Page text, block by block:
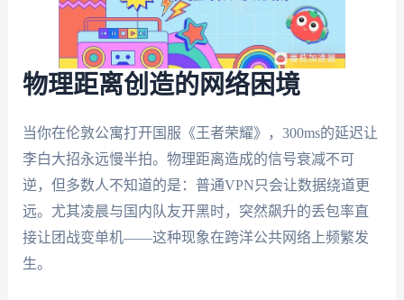
物理距离创造的网络困境
当你在伦敦公寓打开国服《王者荣耀》，300ms的延迟让
李白大招永远慢半拍。物理距离造成的信号衰减不可
逆，但多数人不知道的是：普通VPN只会让数据绕道更
远。尤其凌晨与国内队友开黑时，突然飙升的丢包率直
接让团战变单机——这种现象在跨洋公共网络上频繁发
生。